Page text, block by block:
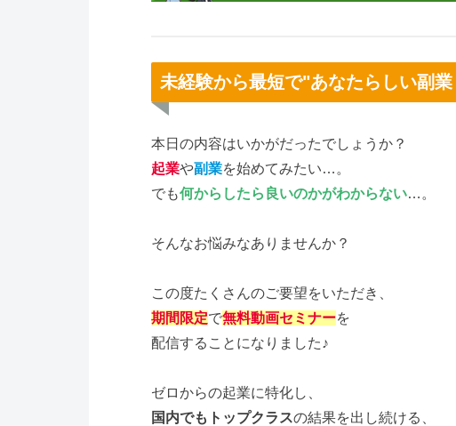
未経験から最短で"あなたらしい副
本日の内容はいかがだったでしょうか？
起業や副業を始めてみたい…。
でも何からしたら良いのかがわからない…。
そんなお悩みなありませんか？
この度たくさんのご要望をいただき、
期間限定で無料動画セミナーを
配信することになりました♪
ゼロからの起業に特化し、
国内でもトップクラスの結果を出し続ける、